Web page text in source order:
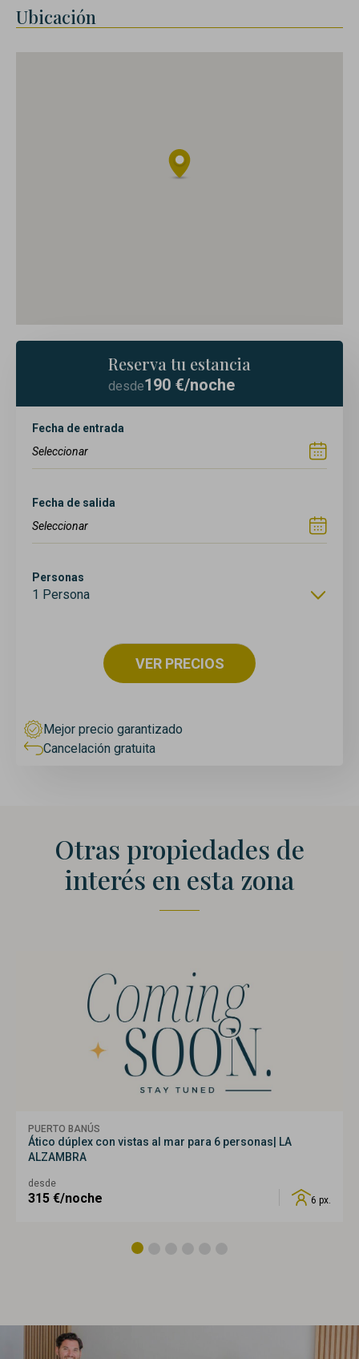
Ubicación
Reserva tu estancia
desde190 €/noche
Fecha de entrada
Fecha de salida
Personas
1 Persona
VER PRECIOS
Mejor precio garantizado
Cancelación gratuita
Otras propiedades de
interés en esta zona
PUERTO BANÚS
Ático dúplex con vistas al mar para 6 personas| LA
ALZAMBRA
desde
315 €/noche 6 px.